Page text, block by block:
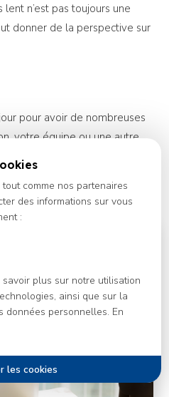
n’est pas toujours une
donner de la perspective sur
pour avoir de nombreuses
votre équipe ou une autre
travail. Les techniques à
la journée plus facile.
comme nos partenaires
des informations sur vous
:
savoir plus sur notre utilisation
ainsi que sur la
données personnelles. En